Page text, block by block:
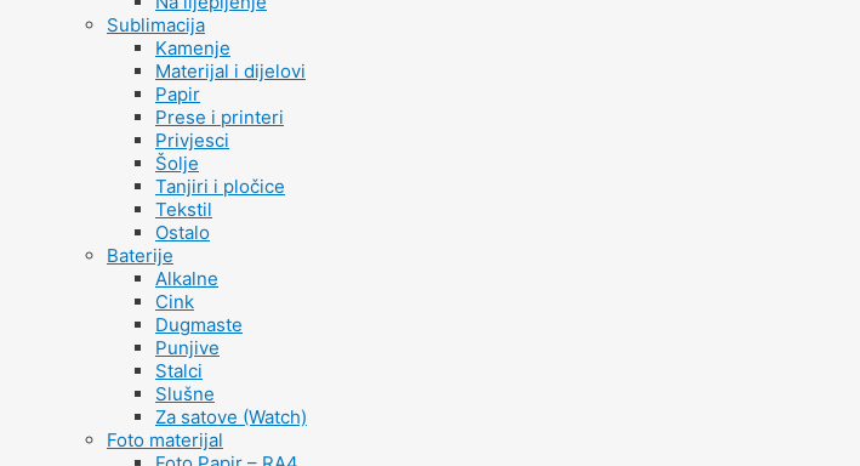
Sublimacija
Kamenje
Materijal i dijelovi
Papir
Prese i printeri
Privjesci
Šolje
Tanjiri i pločice
Tekstil
Ostalo
Baterije
Alkalne
Cink
Dugmaste
Punjive
Stalci
Slušne
Za satove (Watch)
Foto materijal